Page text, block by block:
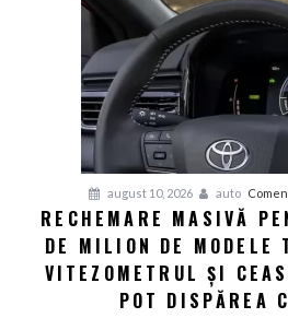
august 10, 2026 auto
RECHEMARE MASIVĂ
DE MILION DE MODELE
VITEZOMETRUL ȘI
POT DISPĂREA